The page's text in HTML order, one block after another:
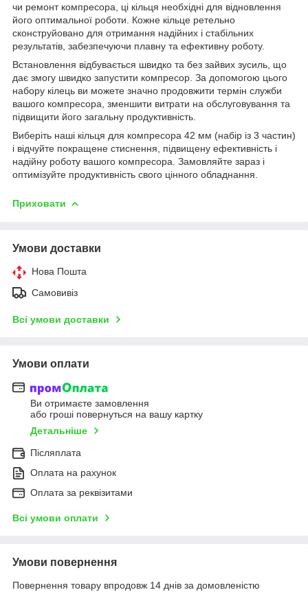
чи ремонт компресора, ці кільця необхідні для відновлення
його оптимальної роботи. Кожне кільце ретельно
сконструйовано для отримання надійних і стабільних
результатів, забезпечуючи плавну та ефективну роботу.
Встановлення відбувається швидко та без зайвих зусиль, що
дає змогу швидко запустити компресор. За допомогою цього
набору кілець ви можете значно продовжити термін служби
вашого компресора, зменшити витрати на обслуговування та
підвищити його загальну продуктивність.
Виберіть наші кільця для компресора 42 мм (набір із 3 частин)
і відчуйте покращене стиснення, підвищену ефективність і
надійну роботу вашого компресора. Замовляйте зараз і
оптимізуйте продуктивність свого цінного обладнання.
Приховати
Умови доставки
Нова Пошта
Самовивіз
Всі умови доставки
Умови оплати
Ви отримаєте замовлення
або гроші повернуться на вашу картку
Детальніше
Післяплата
Оплата на рахунок
Оплата за реквізитами
Всі умови оплати
Умови повернення
Повернення товару впродовж 14 днів за домовленістю